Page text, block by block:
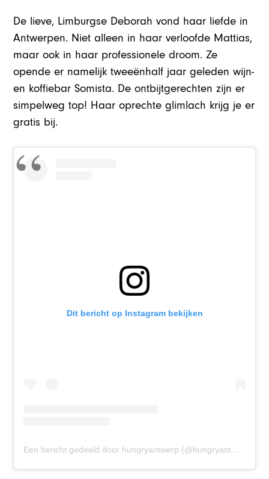
De lieve, Limburgse Deborah vond haar liefde in
Antwerpen. Niet alleen in haar verloofde Mattias,
maar ook in haar professionele droom. Ze
opende er namelijk tweeënhalf jaar geleden wijn-
en koffiebar Somista. De ontbijtgerechten zijn er
simpelweg top! Haar oprechte glimlach krijg je er
gratis bij.
Dit bericht op Instagram bekijken